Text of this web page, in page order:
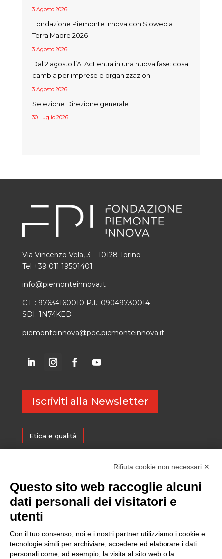
3 Agosto 2026
Fondazione Piemonte Innova con Sloweb a
Terra Madre 2026
3 Agosto 2026
Dal 2 agosto l’AI Act entra in una nuova fase: cosa
cambia per imprese e organizzazioni
3 Agosto 2026
Selezione Direzione generale
30 Luglio 2026
Via Vincenzo Vela, 3 – 10128 Torino
Tel +39 011 19501401
info@piemonteinnova.it
C.F.: 97634160010 P.I.: 09049730014
SDI: 1N74KED
piemonteinnova@pec.piemonteinnova.it
Iscriviti alla Newsletter
Etica e qualità
Sostenibilità
Rifiuta cookie non necessari ✕
Questo sito web raccoglie alcuni
dati personali dei visitatori e
utenti
Con il tuo consenso, noi e i nostri partner utilizziamo i cookie e
tecnologie simili per archiviare, accedere ed elaborare i dati
personali come, ad esempio, la visita al sito web o la